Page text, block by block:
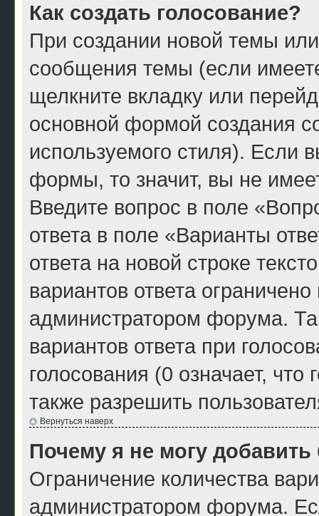
Как создать голосование?
При создании новой темы
сообщения темы (если
щелкните вкладку или
основной формой создания
используемого стиля). Если
формы, то значит, вы не
Введите вопрос в поле
ответа в поле «Варианты
ответа на новой строке
вариантов ответа
администратором форума.
вариантов ответа при
голосования (0 означает,
также разрешить
Вернуться наверх
Почему я не могу
Ограничение количества
администратором форума.